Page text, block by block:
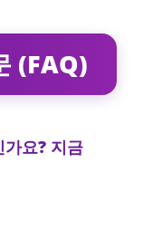
(FAQ)
요? 지금